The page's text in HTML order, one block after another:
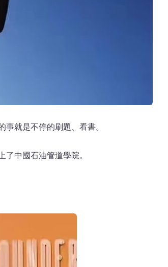
就是不停的刷題、看書。
中國石油管道學院。